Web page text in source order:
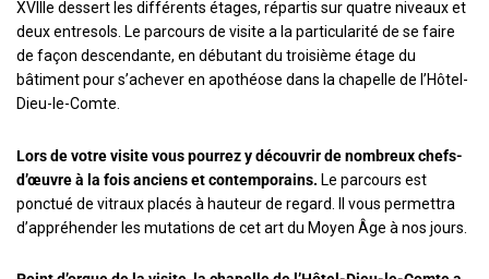
XVIIIe dessert les différents étages, répartis sur quatre niveaux et
deux entresols. Le parcours de visite a la particularité de se faire
de façon descendante, en débutant du troisième étage du
bâtiment pour s’achever en apothéose dans la chapelle de l’Hôtel-
Dieu-le-Comte.
Lors de votre visite vous pourrez y découvrir de nombreux chefs-
d’œuvre à la fois anciens et contemporains. Le parcours est
ponctué de vitraux placés à hauteur de regard. Il vous permettra
d’appréhender les mutations de cet art du Moyen Âge à nos jours.